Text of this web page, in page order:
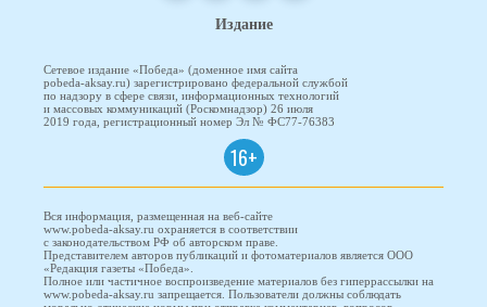
Издание
Сетевое издание «Победа» (доменное имя сайта
pobeda-aksay.ru) зарегистрировано федеральной службой
по надзору в сфере связи, информационных технологий
и массовых коммуникаций (Роскомнадзор) 26 июля
2019 года, регистрационный номер Эл № ФС77-76383
16+
Вся информация, размещенная на веб-сайте
www.pobeda-aksay.ru охраняется в соответствии
с законодательством РФ об авторском праве.
Представителем авторов публикаций и фотоматериалов является ООО
«Редакция газеты «Победа».
Полное или частичное воспроизведение материалов без гиперрассылки на
www.pobeda-aksay.ru запрещается. Пользователи должны соблюдать